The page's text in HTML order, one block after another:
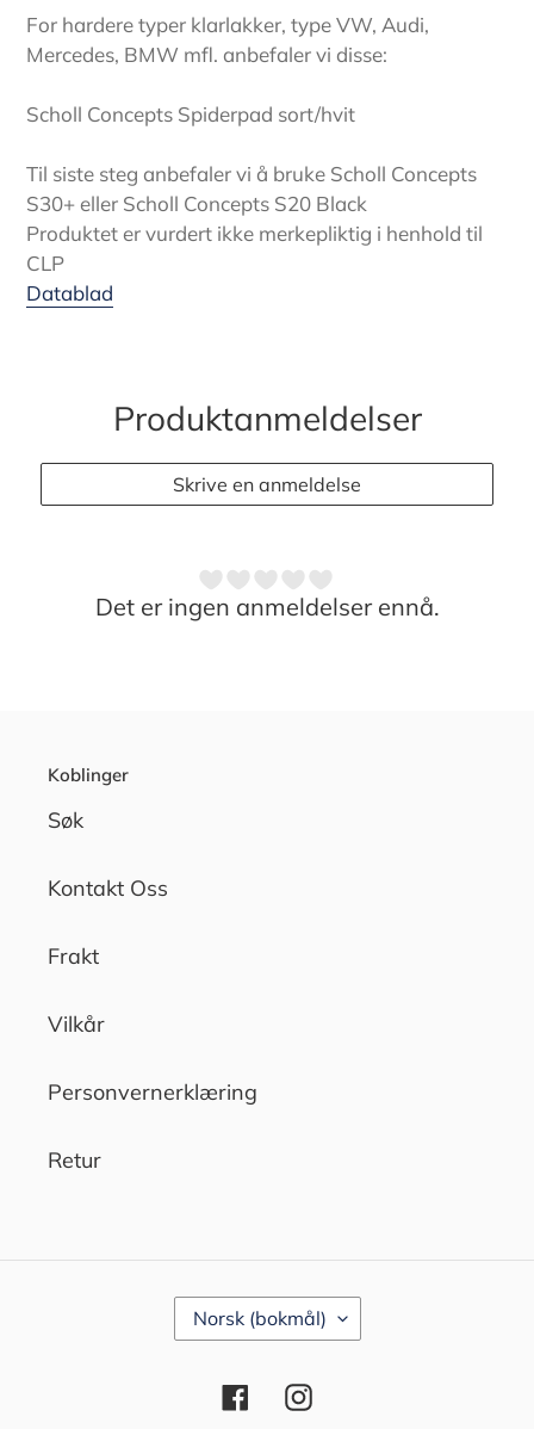
For hardere typer klarlakker, type VW, Audi,
Mercedes, BMW mfl. anbefaler vi disse:
Scholl Concepts Spiderpad sort/hvit
Til siste steg anbefaler vi å bruke Scholl Concepts
S30+ eller Scholl Concepts S20 Black
Produktet er vurdert ikke merkepliktig i henhold til
CLP
Datablad
Produktanmeldelser
Skrive en anmeldelse
Det er ingen anmeldelser ennå.
Koblinger
Søk
Kontakt Oss
Frakt
Vilkår
Personvernerklæring
Retur
P
Norsk (bokmål)
FacebookInstagram